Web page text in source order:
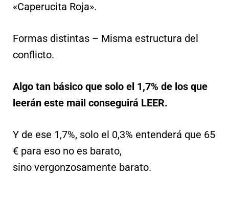
«Caperucita Roja».
Formas distintas – Misma estructura del
conflicto.
Algo tan básico que solo el 1,7% de los que
leerán este mail conseguirá LEER.
Y de ese 1,7%, solo el 0,3% entenderá que 65
€ para eso no es barato,
sino vergonzosamente barato.